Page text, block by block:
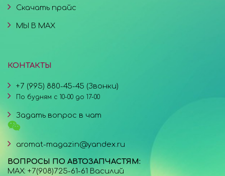
Скачать прайс
МЫ В MAX
КОНТАКТЫ
+7 (995) 880-45-45 (Звонки)
По будням с 10-00 до 17-00
Задать вопрос в чат
aromat-magazin@yandex.ru
ВОПРОСЫ ПО АВТОЗАПЧАСТЯМ:
MAX: +7(908)725-61-61 Василий